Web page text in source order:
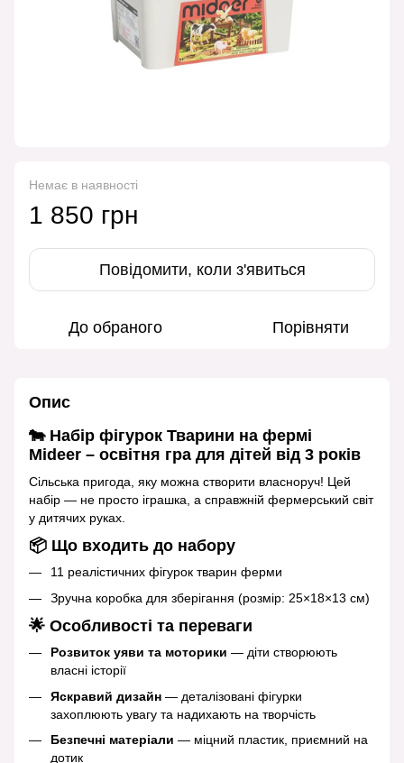
Немає в наявності
1 850 грн
Повідомити, коли з'явиться
До обраного Порівняти
Опис
🐄 Набір фігурок Тварини на фермі
Mideer – освітня гра для дітей від 3 років
Сільська пригода, яку можна створити власноруч! Цей
набір — не просто іграшка, а справжній фермерський світ
у дитячих руках.
📦 Що входить до набору
11 реалістичних фігурок тварин ферми
Зручна коробка для зберігання (розмір: 25×18×13 см)
🌟 Особливості та переваги
Розвиток уяви та моторики — діти створюють
власні історії
Яскравий дизайн — деталізовані фігурки
захоплюють увагу та надихають на творчість
Безпечні матеріали — міцний пластик, приємний на
дотик